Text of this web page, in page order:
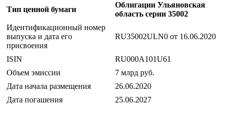
Тип ценной бумаги
Облигации Ульяновская
область серии 35002
Идентификационный номер
выпуска и дата его
присвоения
RU35002ULN0 от 16.06.2020
ISIN
RU000A101U61
Объем эмиссии
7 млрд руб.
Дата начала размещения
26.06.2020
Дата погашения
25.06.2027